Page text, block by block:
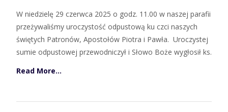
W niedzielę 29 czerwca 2025 o godz. 11.00 w naszej parafii
przeżywaliśmy uroczystość odpustową ku czci naszych
świętych Patronów, Apostołów Piotra i Pawła. Uroczystej
sumie odpustowej przewodniczył i Słowo Boże wygłosił ks.
Read More…